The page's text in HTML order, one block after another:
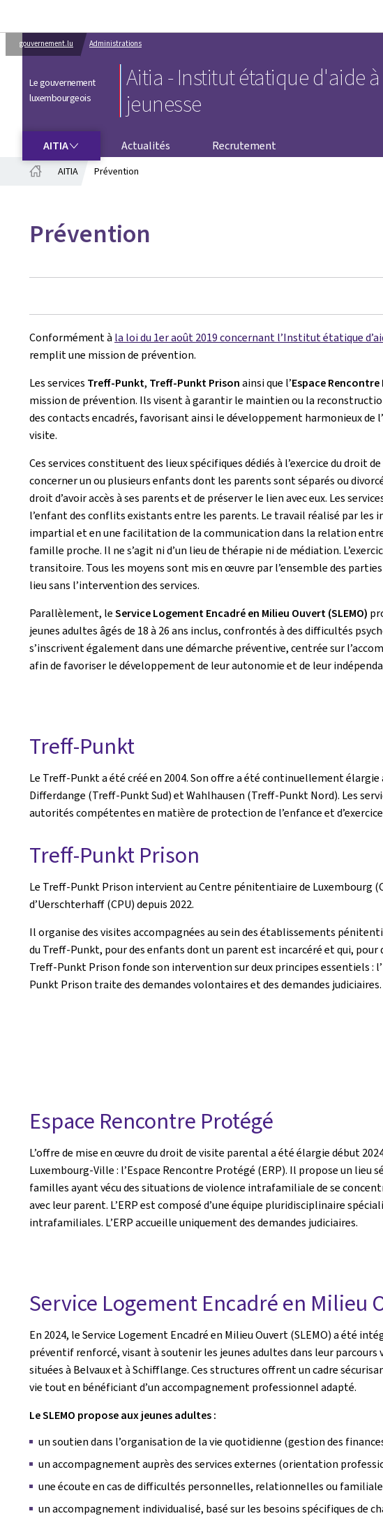
gouvernement.lu Administrations
Le gouvernement
luxembourgeois
Aitia - Institut étatique d'aide
jeunesse
AITIA Actualités
Recrutement
AITIA Prévention
Prévention
Conformément à la loi du 1er août 2019 concernant l’Institut étatique
remplit une mission de prévention.
Les services Treff-Punkt, Treff-Punkt Prisonainsi que l’Espace Rencontre
mission de prévention. Ils visent à garantir le maintien ou la
des contacts encadrés, favorisant ainsi le développement harmonieux de
visite.
Ces services constituent des lieux spécifiques dédiés à l’exercice du droit
concerner un ou plusieurs enfants dont les parents sont séparés ou
droit d’avoir accès à ses parents et de préserver le lien avec eux. Les
l’enfant des conflits existants entre les parents. Le travail réalisé par les
impartial et en une facilitation de la communication dans la relation
famille proche. Il ne s’agit ni d’un lieu de thérapie ni de médiation.
transitoire. Tous les moyens sont mis en œuvre par l’ensemble des
lieu sans l’intervention des services.
Parallèlement, leService Logement Encadré en Milieu Ouvert (SLEMO)
jeunes adultes âgés de 18 à 26 ans inclus, confrontés à des difficultés
s’inscrivent également dans une démarche préventive, centrée sur
afin de favoriser le développement de leur autonomie et de leur
Treff-Punkt
Le Treff-Punkt a été créé en 2004. Son offre a été continuellement
Differdange (Treff-Punkt Sud) et Wahlhausen (Treff-Punkt Nord). Les
autorités compétentes en matière de protection de l’enfance et
Treff-Punkt Prison
Le Treff-Punkt Prison intervient au Centre pénitentiaire de Luxembourg
d’Uerschterhaff (CPU) depuis 2022.
Il organise des visites accompagnées au sein des établissements
du Treff-Punkt, pour des enfants dont un parent est incarcéré et qui, pour
Treff-Punkt Prison fonde son intervention sur deux principes essentiels :
Punkt Prison traite des demandes volontaires et des demandes judiciaires.
Espace Rencontre Protégé
L’offre de mise en œuvre du droit de visite parental a été élargie début
Luxembourg-Ville : l’Espace Rencontre Protégé (ERP). Il propose un lieu
familles ayant vécu des situations de violence intrafamiliale de se
avec leur parent. L’ERP est composé d’une équipe pluridisciplinaire
intrafamiliales. L’ERP accueille uniquement des demandes judiciaires.
Service Logement Encadré en Milieu
En 2024, le Service Logement Encadré en Milieu Ouvert (SLEMO) a été
préventif renforcé, visant à soutenir les jeunes adultes dans leur parcours
situées à Belvaux et à Schifflange. Ces structures offrent un cadre
vie tout en bénéficiant d’un accompagnement professionnel adapté.
Le SLEMO propose aux jeunes adultes :
un soutien dans l’organisation de la vie quotidienne (gestion des
un accompagnement auprès des services externes (orientation
une écoute en cas de difficultés personnelles, relationnelles ou
un accompagnement individualisé, basé sur les besoins spécifiques de